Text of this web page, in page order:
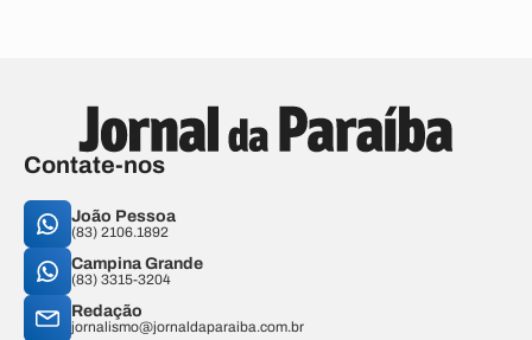
Contate-nos
João Pessoa
(83) 2106.1892
Campina Grande
(83) 3315-3204
Redação
jornalismo@jornaldaparaiba.com.br